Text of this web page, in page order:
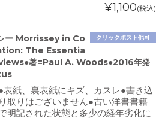
¥1,100(税込)
クリックポスト他可
ー Morrissey in Co
The Essentia
著=Paul A. Woods●2016年発
表紙、裏表紙にキズ、カスレ●書き込
取りはございません●古い洋書書籍
明記された状態と多少の経年劣化に